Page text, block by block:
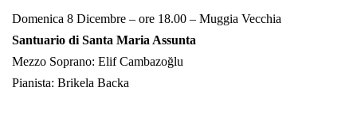
Domenica 8 Dicembre – ore 18.00 – Muggia Vecchia
Santuario di Santa Maria Assunta
Mezzo Soprano: Elif Cambazoğlu
Pianista: Brikela Backa